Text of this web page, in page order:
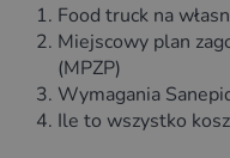
Food truck na
Miejscowy plan
(MPZP)
Wymagania
Ile to wszystko